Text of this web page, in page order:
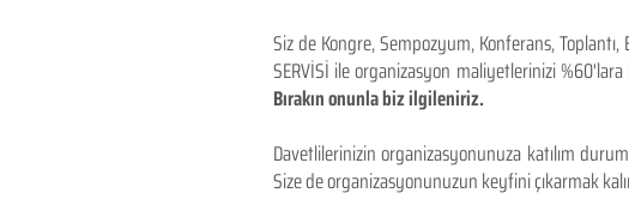
Siz de Kongre, Sempozyum, Konferans,
SERVİSİ ile organizasyon maliyetlerinizi
Bırakın onunla biz ilgileniriz.
Davetlilerinizin organizasyonunuza katılım
Size de organizasyonunuzun keyfini çıkarmak